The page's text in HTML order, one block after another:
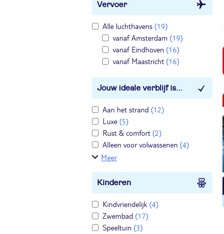
Vervoer
Alle luchthavens (19)
vanaf Amsterdam (19)
vanaf Eindhoven (16)
vanaf Maastricht (16)
Jouw ideale verblijf is...
Aan het strand (12)
Luxe (5)
Rust & comfort (2)
Alleen voor volwassenen (4)
Meer
Kinderen
Kindvriendelijk (4)
Zwembad (17)
Speeltuin (3)